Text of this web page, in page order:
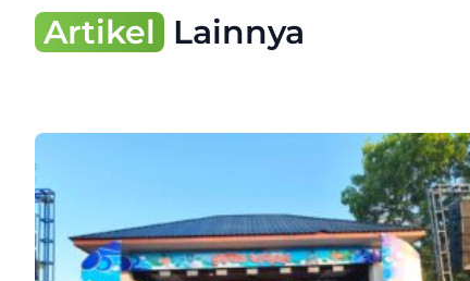
Artikel Lainnya